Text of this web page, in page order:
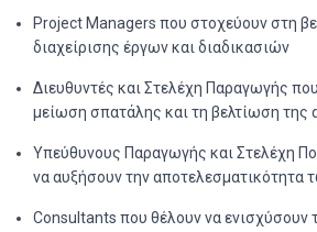
Project Managers που στοχεύουν στη
διαχείρισης έργων και διαδικασιών
Διευθυντές και Στελέχη Παραγωγής
μείωση σπατάλης και τη βελτίωση της
Υπεύθυνους Παραγωγής και Στελέχη
να αυξήσουν την αποτελεσματικότητα
Consultants που θέλουν να ενισχύσουν